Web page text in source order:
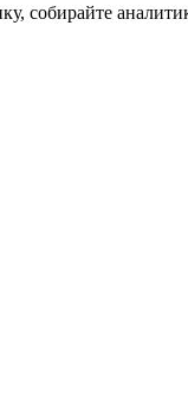
собирайте